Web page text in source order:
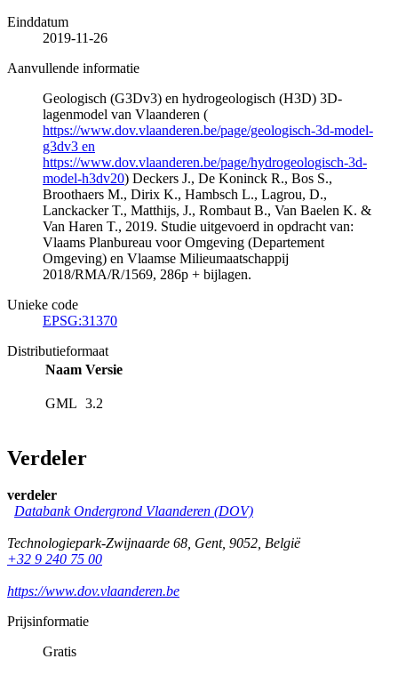
Einddatum
2019-11-26
Aanvullende informatie
Geologisch (G3Dv3) en hydrogeologisch (H3D) 3D-
lagenmodel van Vlaanderen (
https://www.dov.vlaanderen.be/page/geologisch-3d-model-
g3dv3 en
https://www.dov.vlaanderen.be/page/hydrogeologisch-3d-
model-h3dv20) Deckers J., De Koninck R., Bos S.,
Broothaers M., Dirix K., Hambsch L., Lagrou, D.,
Lanckacker T., Matthijs, J., Rombaut B., Van Baelen K. &
Van Haren T., 2019. Studie uitgevoerd in opdracht van:
Vlaams Planbureau voor Omgeving (Departement
Omgeving) en Vlaamse Milieumaatschappij
2018/RMA/R/1569, 286p + bijlagen.
Unieke code
EPSG:31370
Distributieformaat
Naam Versie
GML 3.2
Verdeler
verdeler
Databank Ondergrond Vlaanderen (DOV)
Technologiepark-Zwijnaarde 68, Gent, 9052, België
+32 9 240 75 00
https://www.dov.vlaanderen.be
Prijsinformatie
Gratis